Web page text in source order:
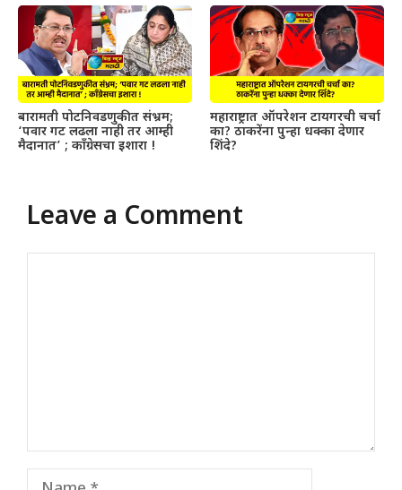
बारामती पोटनिवडणुकीत संभ्रम;
‘पवार गट लढला नाही तर आम्ही
मैदानात’ ; काँग्रेसचा इशारा !
महाराष्ट्रात ऑपरेशन टायगरची चर्चा
का? ठाकरेंना पुन्हा धक्का देणार
शिंदे?
Leave a Comment
Name